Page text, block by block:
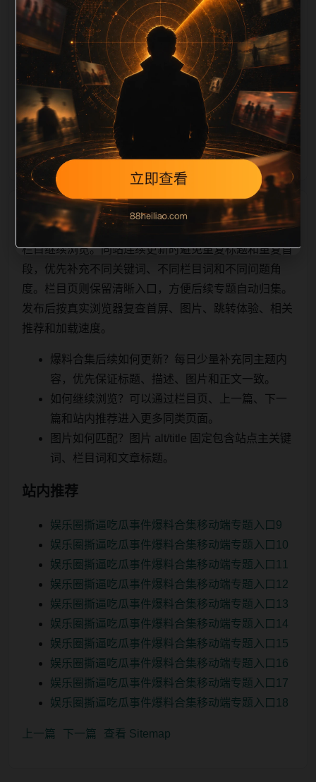
降低站群页面之间的重复感。页面底部保留同类推荐、
上一篇下一篇和 sitemap 入口，保证重要页面点击深度
尽量控制在三次以内。正文维护时可按用户搜索路径补
充三类信息：入口是否稳定、同栏目还有哪些可继续阅
读、移动端打开时图片和摘要是否一致。每次新增内容
后同步检查标题、description、canonical、主题图、
alt、title和推荐链接，确保页面既能被搜索引擎理解，
也能让真实用户顺着
相关问题与推荐
栏目继续浏览。同站连续更新时避免重复标题和重复首
段，优先补充不同关键词、不同栏目词和不同问题角
度。栏目页则保留清晰入口，方便后续专题自动归集。
发布后按真实浏览器复查首屏、图片、跳转体验、相关
推荐和加载速度。
爆料合集后续如何更新？每日少量补充同主题内
容，优先保证标题、描述、图片和正文一致。
如何继续浏览？可以通过栏目页、上一篇、下一
篇和站内推荐进入更多同类页面。
图片如何匹配？图片 alt/title 固定包含站点主关键
词、栏目词和文章标题。
站内推荐
娱乐圈撕逼吃瓜事件爆料合集移动端专题入口9
娱乐圈撕逼吃瓜事件爆料合集移动端专题入口10
娱乐圈撕逼吃瓜事件爆料合集移动端专题入口11
娱乐圈撕逼吃瓜事件爆料合集移动端专题入口12
娱乐圈撕逼吃瓜事件爆料合集移动端专题入口13
娱乐圈撕逼吃瓜事件爆料合集移动端专题入口14
娱乐圈撕逼吃瓜事件爆料合集移动端专题入口15
娱乐圈撕逼吃瓜事件爆料合集移动端专题入口16
娱乐圈撕逼吃瓜事件爆料合集移动端专题入口17
娱乐圈撕逼吃瓜事件爆料合集移动端专题入口18
上一篇 下一篇 查看 Sitemap